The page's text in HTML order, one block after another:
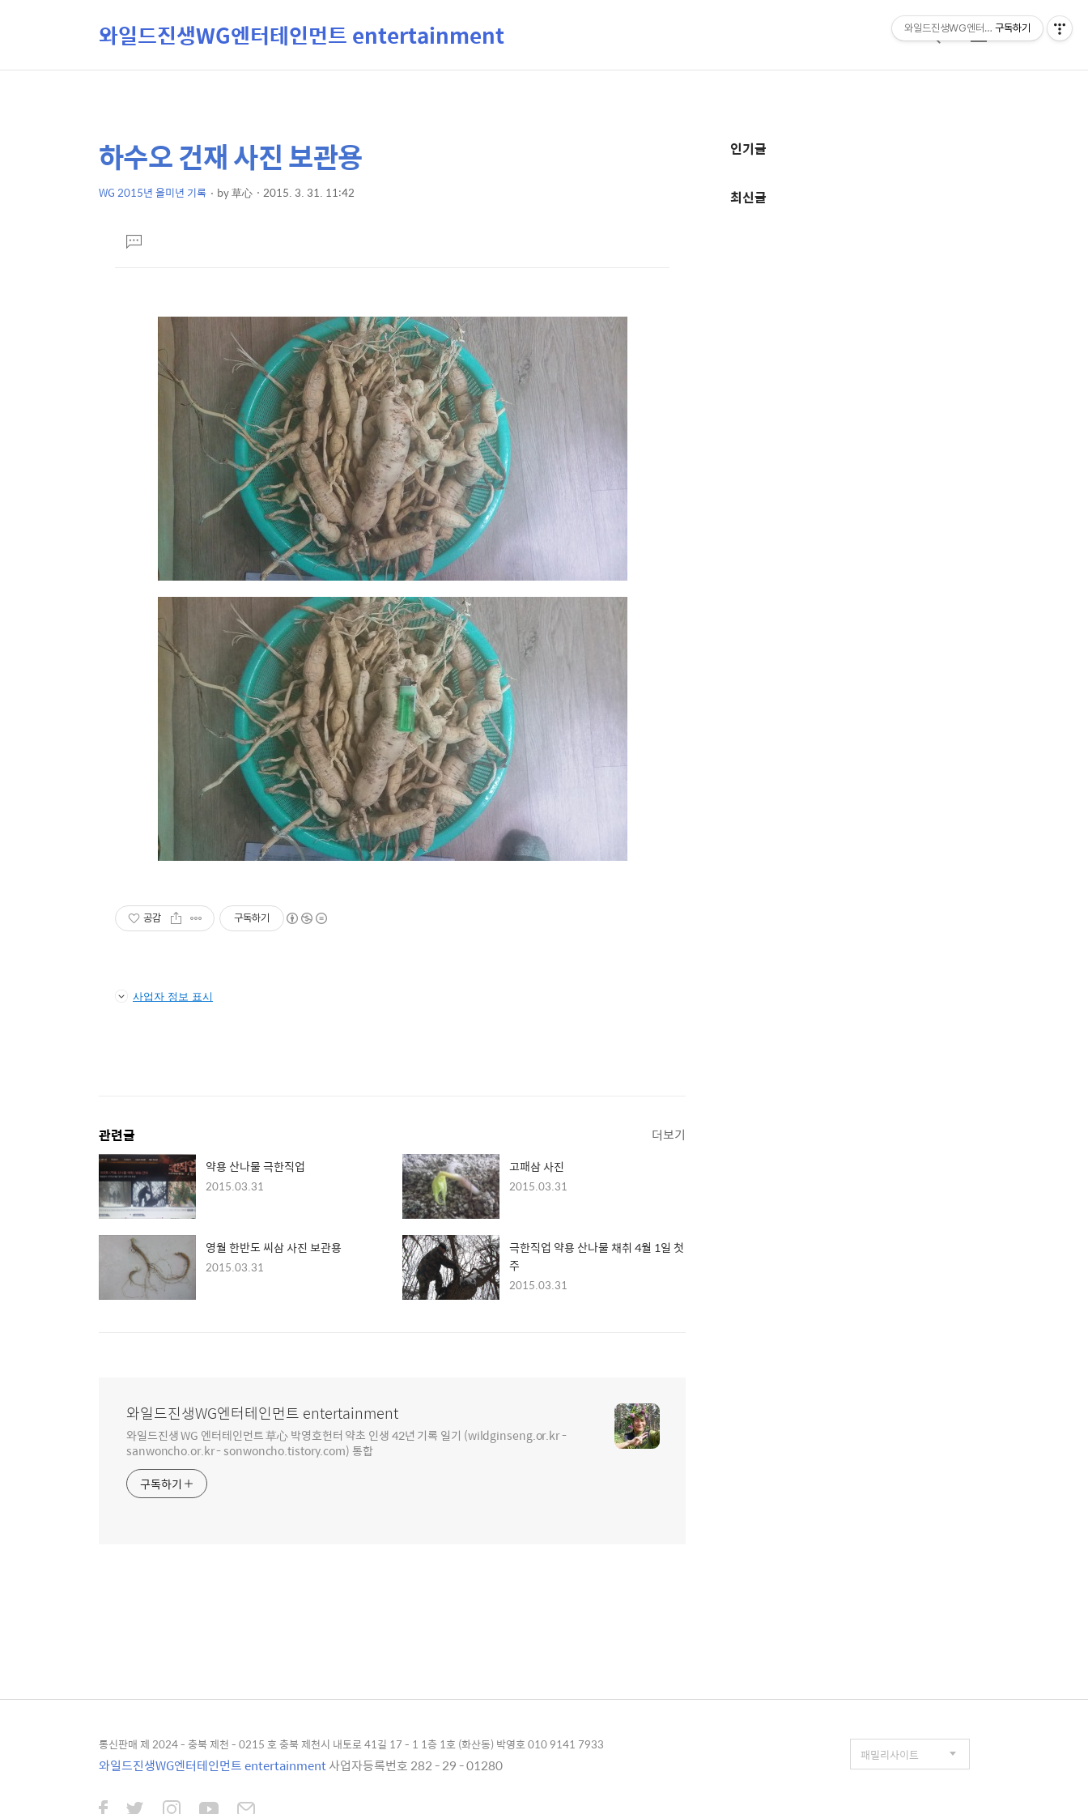
와일드진생WG엔터테인먼트 entertainment
검
메
상
컨
본
문
제
하수오 건재 사진 보관용
WG 2015년 을미년 기록 by草心 2015. 3. 31. 11:42
댓
글
공감 구독하기
사업자 정보 표시
관련글 더보기
약용 산나물 극한직업
2015.03.31
고패삼 사진
2015.03.31
영월 한반도 씨삼 사진 보관용
2015.03.31
극한직업 약용 산나물 채취 4월 1일 첫
주
2015.03.31
와일드진생WG엔터테인먼트 entertainment
와일드진생 WG 엔터테인먼트 草心 박영호헌터 약초 인생 42년 기록 일기 (wildginseng.or.kr -
sanwoncho.or.kr - sonwoncho.tistory.com) 통합
구독하기
추
정
인기글
최신글
통신판매 제 2024 - 충북 제천 - 0215 호 충북 제천시 내토로 41길 17 - 1 1층 1호 (화산동) 박영호 010 9141 7933
와일드진생WG엔터테인먼트 entertainment사업자등록번호 282 - 29 - 01280
와일드진생WG엔터테인먼트
구독하기